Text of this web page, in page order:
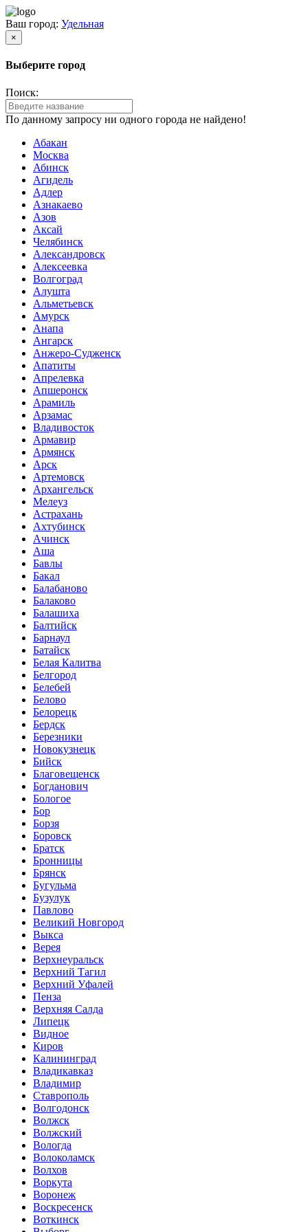
Ваш город: Удельная
×
Выберите город
Поиск:
По данному запросу ни одного города не найдено!
Абакан
Москва
Абинск
Агидель
Адлер
Азнакаево
Азов
Аксай
Челябинск
Александровск
Алексеевка
Волгоград
Алушта
Альметьевск
Амурск
Анапа
Ангарск
Анжеро-Судженск
Апатиты
Апрелевка
Апшеронск
Арамиль
Арзамас
Владивосток
Армавир
Армянск
Арск
Артемовск
Архангельск
Мелеуз
Астрахань
Ахтубинск
Ачинск
Аша
Бавлы
Бакал
Балабаново
Балаково
Балашиха
Балтийск
Барнаул
Батайск
Белая Калитва
Белгород
Белебей
Белово
Белорецк
Бердск
Березники
Новокузнецк
Бийск
Благовещенск
Богданович
Бологое
Бор
Борзя
Боровск
Братск
Бронницы
Брянск
Бугульма
Бузулук
Павлово
Великий Новгород
Выкса
Верея
Верхнеуральск
Верхний Тагил
Верхний Уфалей
Пенза
Верхняя Салда
Липецк
Видное
Киров
Калининград
Владикавказ
Владимир
Ставрополь
Волгодонск
Волжск
Волжский
Вологда
Волоколамск
Волхов
Воркута
Воронеж
Воскресенск
Воткинск